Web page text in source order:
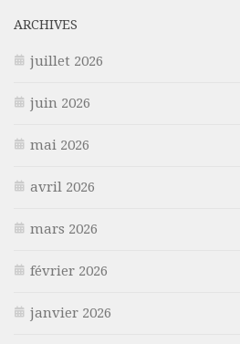
ARCHIVES
juillet 2026
juin 2026
mai 2026
avril 2026
mars 2026
février 2026
janvier 2026